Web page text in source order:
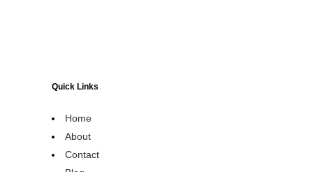
Quick Links
Home
About
Contact